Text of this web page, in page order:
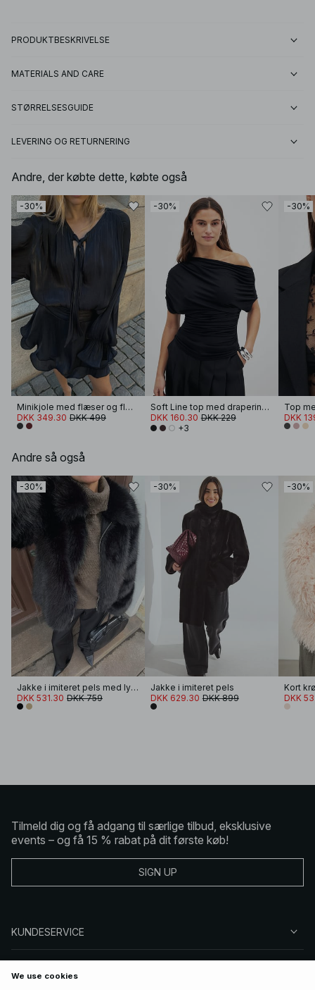
PRODUKTBESKRIVELSE
MATERIALS AND CARE
STØRRELSESGUIDE
LEVERING OG RETURNERING
Andre, der købte dette, købte også
-30%
Minikjole med flæser og flæseærmer
DKK 349.30 DKK 499
-30%
Soft Line top med draperinger
DKK 160.30 DKK 229
+3
-30%
DKK
Andre så også
-30%
Jakke i imiteret pels med lynlås
DKK 531.30 DKK 759
-30%
Jakke i imiteret pels
DKK 629.30 DKK 899
-30%
Kort
DKK
Tilmeld dig og få adgang til særlige tilbud, eksklusive
events – og få 15 % rabat på dit første køb!
SIGN UP
KUNDESERVICE